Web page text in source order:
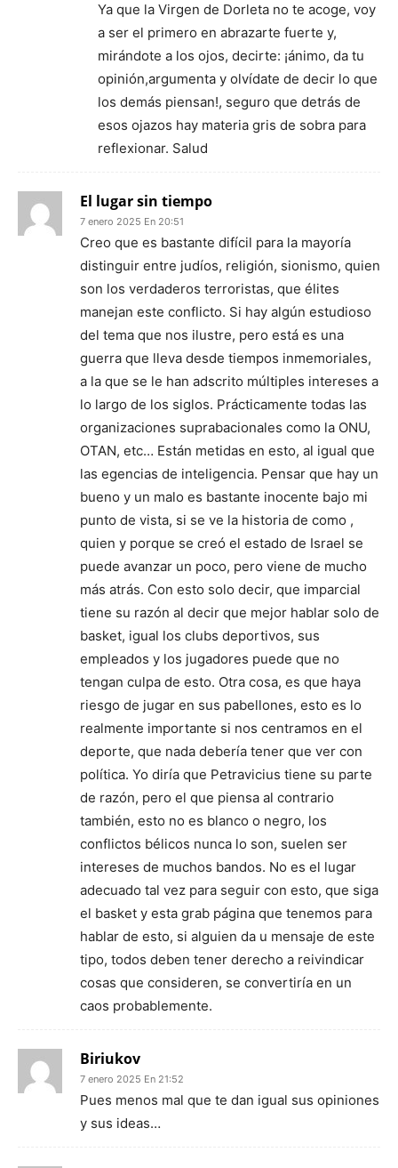
Ya que la Virgen de Dorleta no te acoge, voy
a ser el primero en abrazarte fuerte y,
mirándote a los ojos, decirte: ¡ánimo, da tu
opinión,argumenta y olvídate de decir lo que
los demás piensan!, seguro que detrás de
esos ojazos hay materia gris de sobra para
reflexionar. Salud
El lugar sin tiempo
7 enero 2025 En 20:51
Creo que es bastante difícil para la mayoría
distinguir entre judíos, religión, sionismo, quien
son los verdaderos terroristas, que élites
manejan este conflicto. Si hay algún estudioso
del tema que nos ilustre, pero está es una
guerra que lleva desde tiempos inmemoriales,
a la que se le han adscrito múltiples intereses a
lo largo de los siglos. Prácticamente todas las
organizaciones suprabacionales como la ONU,
OTAN, etc… Están metidas en esto, al igual que
las egencias de inteligencia. Pensar que hay un
bueno y un malo es bastante inocente bajo mi
punto de vista, si se ve la historia de como ,
quien y porque se creó el estado de Israel se
puede avanzar un poco, pero viene de mucho
más atrás. Con esto solo decir, que imparcial
tiene su razón al decir que mejor hablar solo de
basket, igual los clubs deportivos, sus
empleados y los jugadores puede que no
tengan culpa de esto. Otra cosa, es que haya
riesgo de jugar en sus pabellones, esto es lo
realmente importante si nos centramos en el
deporte, que nada debería tener que ver con
política. Yo diría que Petravicius tiene su parte
de razón, pero el que piensa al contrario
también, esto no es blanco o negro, los
conflictos bélicos nunca lo son, suelen ser
intereses de muchos bandos. No es el lugar
adecuado tal vez para seguir con esto, que siga
el basket y esta grab página que tenemos para
hablar de esto, si alguien da u mensaje de este
tipo, todos deben tener derecho a reivindicar
cosas que consideren, se convertiría en un
caos probablemente.
Biriukov
7 enero 2025 En 21:52
Pues menos mal que te dan igual sus opiniones
y sus ideas…